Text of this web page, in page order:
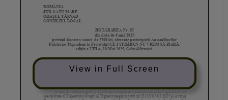
View in Full Screen